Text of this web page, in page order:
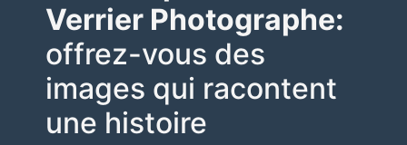
Verrier Photographe:
offrez-vous des
images qui racontent
une histoire